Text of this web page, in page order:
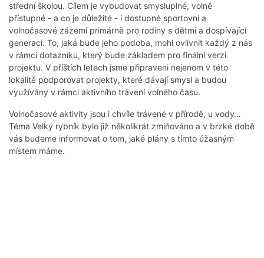
střední školou. Cílem je vybudovat smysluplné, volně
přístupné - a co je důležité - i dostupné sportovní a
volnočasové zázemí primárně pro rodiny s dětmi a dospívající
generaci. To, jaká bude jeho podoba, mohl ovlivnit každý z nás
v rámci dotazníku, který bude základem pro finální verzi
projektu. V příštích letech jsme připraveni nejenom v této
lokalitě podporovat projekty, které dávají smysl a budou
využívány v rámci aktivního trávení volného času.
Volnočasové aktivity jsou i chvíle trávené v přírodě, u vody…
Téma Velký rybník bylo již několikrát zmiňováno a v brzké době
vás budeme informovat o tom, jaké plány s tímto úžasným
místem máme.